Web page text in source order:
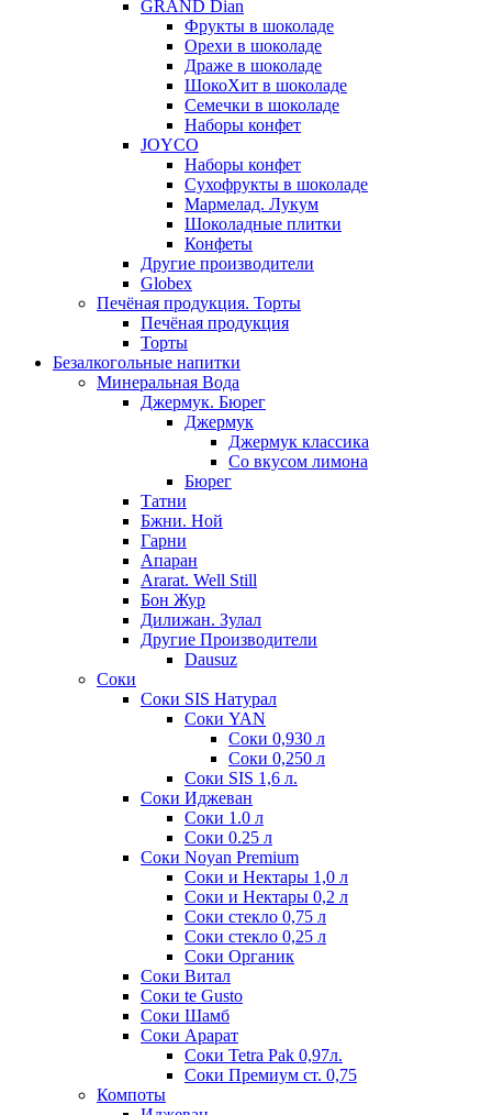
GRAND Dian
Фрукты в шоколаде
Орехи в шоколаде
Драже в шоколаде
ШокоХит в шоколаде
Семечки в шоколаде
Наборы конфет
JOYCO
Наборы конфет
Сухофрукты в шоколаде
Мармелад. Лукум
Шоколадные плитки
Конфеты
Другие производители
Globex
Печёная продукция. Торты
Печёная продукция
Торты
Безалкогольные напитки
Минеральная Вода
Джермук. Бюрег
Джермук
Джермук классика
Со вкусом лимона
Бюрег
Татни
Бжни. Ной
Гарни
Апаран
Ararat. Well Still
Бон Жур
Дилижан. Зулал
Другие Производители
Dausuz
Соки
Соки SIS Натурал
Соки YAN
Соки 0,930 л
Соки 0,250 л
Соки SIS 1,6 л.
Соки Иджеван
Соки 1.0 л
Соки 0.25 л
Соки Noyan Premium
Соки и Нектары 1,0 л
Соки и Нектары 0,2 л
Соки стекло 0,75 л
Соки стекло 0,25 л
Соки Органик
Соки Витал
Соки te Gusto
Соки Шамб
Соки Арарат
Соки Tetra Pak 0,97л.
Соки Премиум ст. 0,75
Компоты